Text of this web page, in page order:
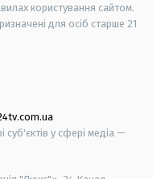
користування сайтом.
для осіб старше 21
суб'єктів у сфері медіа —